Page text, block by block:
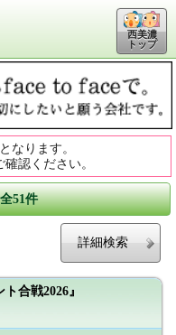
西美濃
トップ
なります。
認ください。
]全51件
詳細検索
合戦2026』